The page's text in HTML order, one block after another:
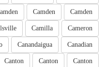
Camden
Camden
Cameron
Camilla
Canadian
Canandaigua
Canton
Canton
Canton